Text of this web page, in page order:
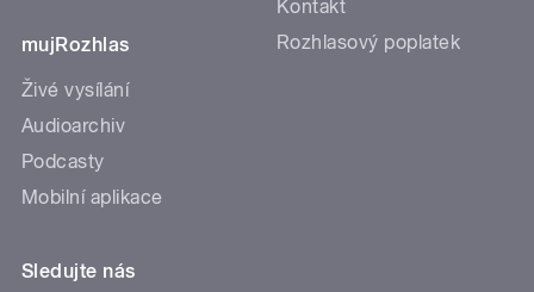
mujRozhlas
Živé vysílání
Audioarchiv
Podcasty
Mobilní aplikace
Kontakt
Rozhlasový poplatek
Sledujte nás